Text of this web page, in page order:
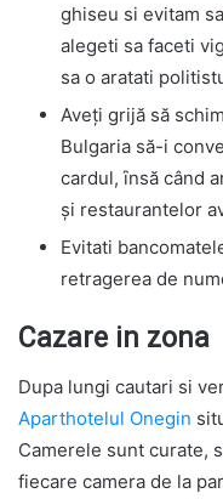
ghiseu si evitam
alegeti sa faceti
sa o aratati
Aveți grijă să
Bulgaria să-i
cardul, ȋnsă când
și restaurantelor
Evitati
retragerea de
Cazare in zona
Dupa lungi cautari si
Aparthotelul Onegin
Camerele sunt curate,
fiecare camera de la